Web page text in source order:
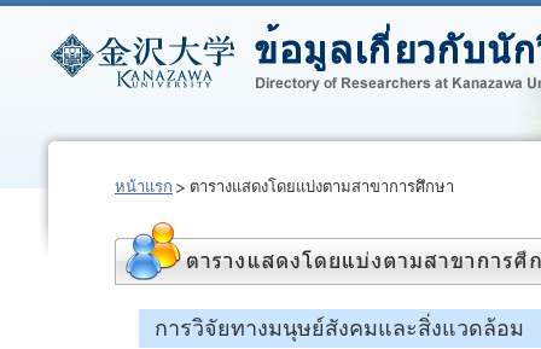
หน้าแรก ตารางแสดงโดยแบ่งตามสาขาการศึกษา
การวิจัยทางมนุษย์สังคมและสิ่งแวดล้อม